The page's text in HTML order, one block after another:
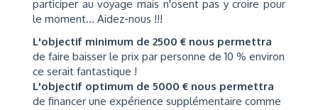
participer au voyage mais n'osent pas y croire pour
le moment... Aidez-nous !!!
L'objectif minimum de 2500 € nous permettra
de faire baisser le prix par personne de 10 % environ
ce serait fantastique !
L'objectif optimum de 5000 € nous permettra
de financer une expérience supplémentaire comme